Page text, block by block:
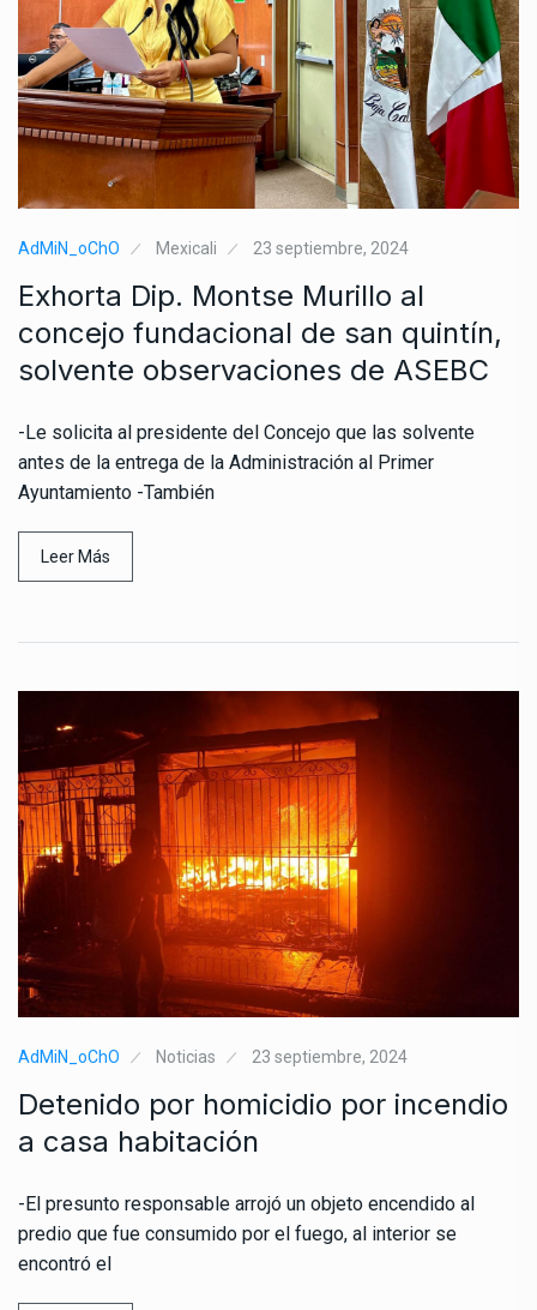
AdMiN_oChO Mexicali 23 septiembre, 2024
Exhorta Dip. Montse Murillo al
concejo fundacional de san quintín,
solvente observaciones de ASEBC
-Le solicita al presidente del Concejo que las solvente
antes de la entrega de la Administración al Primer
Ayuntamiento -También
Leer Más
AdMiN_oChO Noticias 23 septiembre, 2024
Detenido por homicidio por incendio
a casa habitación
-El presunto responsable arrojó un objeto encendido al
predio que fue consumido por el fuego, al interior se
encontró el